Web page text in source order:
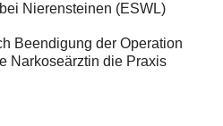
Nierensteinen (ESWL)
Beendigung der Operation
Narkoseärztin die Praxis